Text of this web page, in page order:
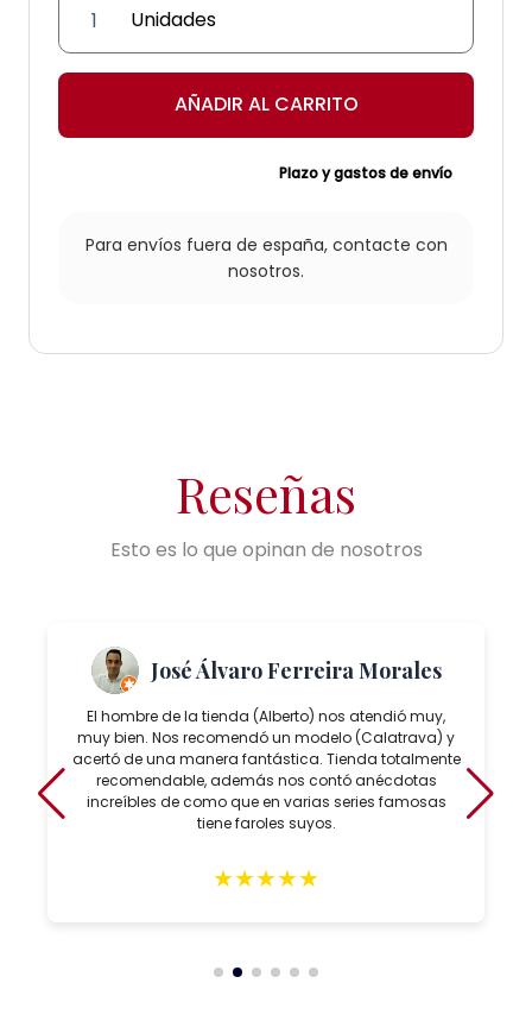
Farol
para
vela
cantidad
AÑADIR AL CARRITO
Plazo y gastos de envío
Para envíos fuera de españa, contacte con
nosotros.
Reseñas
Esto es lo que opinan de nosotros
José Álvaro Ferreira Morales
El hombre de la tienda (Alberto) nos atendió muy,
muy bien. Nos recomendó un modelo (Calatrava) y
acertó de una manera fantástica. Tienda totalmente
recomendable, además nos contó anécdotas
increíbles de como que en varias series famosas
tiene faroles suyos.
★★★★★